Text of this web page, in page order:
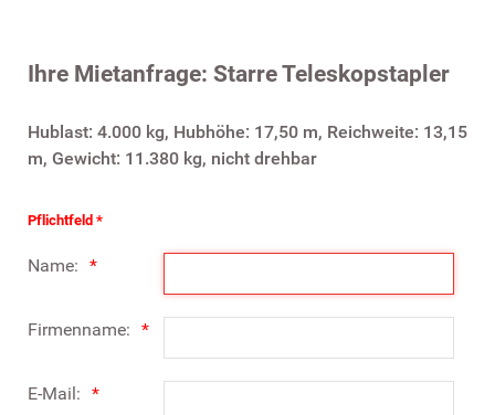
Ihre Mietanfrage: Starre Teleskopstapler
Hublast: 4.000 kg, Hubhöhe: 17,50 m, Reichweite: 13,15
m, Gewicht: 11.380 kg, nicht drehbar
Pflichtfeld *
Name:
Firmenname:
E-Mail: